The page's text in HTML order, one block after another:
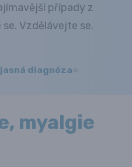
případy z
Vzdělávejte se.
diagnóza»
myalgie